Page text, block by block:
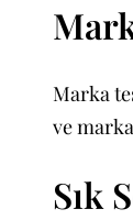
Marka
ve
Sık